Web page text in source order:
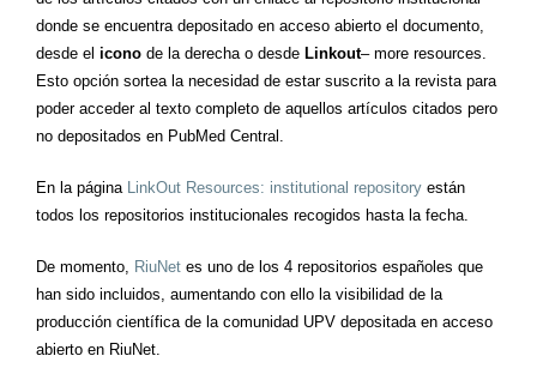
donde se encuentra depositado en acceso abierto el documento,
desde el icono de la derecha o desde Linkout– more resources.
Esto opción sortea la necesidad de estar suscrito a la revista para
poder acceder al texto completo de aquellos artículos citados pero
no depositados en PubMed Central.
En la página LinkOut Resources: institutional repository están
todos los repositorios institucionales recogidos hasta la fecha.
De momento, RiuNet es uno de los 4 repositorios españoles que
han sido incluidos, aumentando con ello la visibilidad de la
producción científica de la comunidad UPV depositada en acceso
abierto en RiuNet.